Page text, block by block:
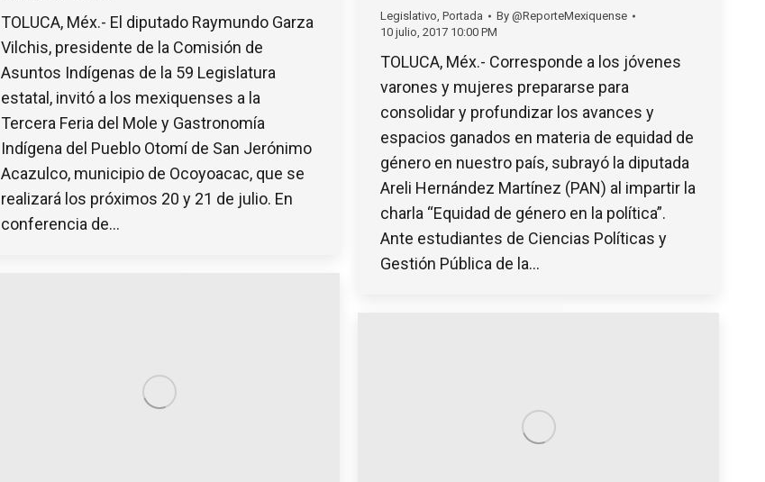
TOLUCA, Méx.- El diputado Raymundo Garza
Vilchis, presidente de la Comisión de
Asuntos Indígenas de la 59 Legislatura
estatal, invitó a los mexiquenses a la
Tercera Feria del Mole y Gastronomía
Indígena del Pueblo Otomí de San Jerónimo
Acazulco, municipio de Ocoyoacac, que se
realizará los próximos 20 y 21 de julio. En
conferencia de…
Legislativo, Portada By @ReporteMexiquense
10 julio, 2017 10:00 PM
TOLUCA, Méx.- Corresponde a los jóvenes
varones y mujeres prepararse para
consolidar y profundizar los avances y
espacios ganados en materia de equidad de
género en nuestro país, subrayó la diputada
Areli Hernández Martínez (PAN) al impartir la
charla “Equidad de género en la política”.
Ante estudiantes de Ciencias Políticas y
Gestión Pública de la…